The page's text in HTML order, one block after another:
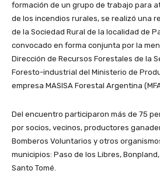
formación de un grupo de trabajo para
de los incendios rurales, se realizó una
de la Sociedad Rural de la localidad de
convocado en forma conjunta por la
Dirección de Recursos Forestales de la
Foresto-industrial del Ministerio de
empresa MASISA Forestal Argentina
Del encuentro participaron más de 75
por socios, vecinos, productores
Bomberos Voluntarios y otros
municipios: Paso de los Libres,
Santo Tomé.